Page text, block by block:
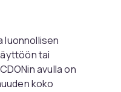
luonnollisen
tai
avulla on
koko